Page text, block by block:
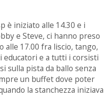
è iniziato alle 14.30 e i
e Steve, ci hanno preso
alle 17.00 fra liscio, tango,
educatori e a tutti i corsisti
sulla pista da ballo senza
un buffet dove poter
la stanchezza iniziava